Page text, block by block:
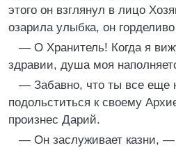
этого он взглянул в лицо
озарила улыбка, он
— О Хранитель! Когда я
здравии, душа моя
— Забавно, что ты все еще
подольститься к своему
произнес Дарий.
— Он заслуживает казни,